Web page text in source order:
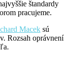
štandardy
pracujeme.
Macek sú
Rozsah oprávnení